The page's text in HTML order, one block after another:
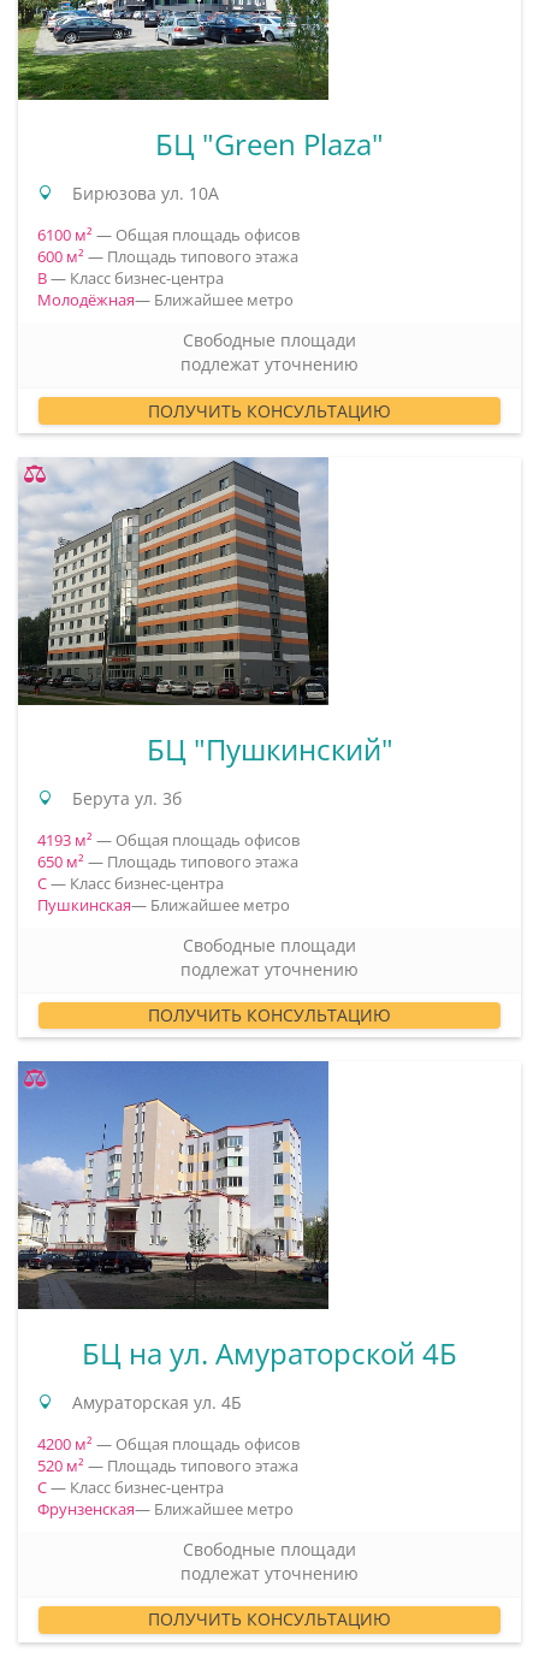
БЦ "Green Plaza"
Бирюзова ул. 10А
6100 м² — Общая площадь офисов
600 м² — Площадь типового этажа
B— Класс бизнес-центра
Молодёжная— Ближайшее метро
Свободные площади
подлежат уточнению
ПОЛУЧИТЬ КОНСУЛЬТАЦИЮ
БЦ "Пушкинский"
Берута ул. 3б
4193 м² — Общая площадь офисов
650 м² — Площадь типового этажа
C— Класс бизнес-центра
Пушкинская— Ближайшее метро
Свободные площади
подлежат уточнению
ПОЛУЧИТЬ КОНСУЛЬТАЦИЮ
БЦ на ул. Амураторской 4Б
Амураторская ул. 4Б
4200 м² — Общая площадь офисов
520 м² — Площадь типового этажа
C— Класс бизнес-центра
Фрунзенская— Ближайшее метро
Свободные площади
подлежат уточнению
ПОЛУЧИТЬ КОНСУЛЬТАЦИЮ